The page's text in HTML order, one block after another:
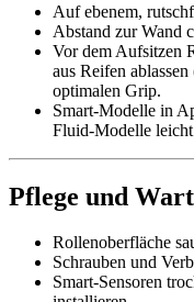
Auf ebenem,
Abstand zur Wand
Vor dem Aufsitzen
aus Reifen
optimalen Grip.
Smart-Modelle in
Fluid-Modelle
Pflege und
Rollenoberfläche
Schrauben und
Smart-Sensoren